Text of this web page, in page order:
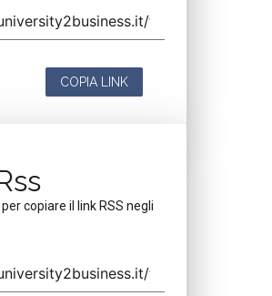
COPIA LINK
copiare il link RSS negli